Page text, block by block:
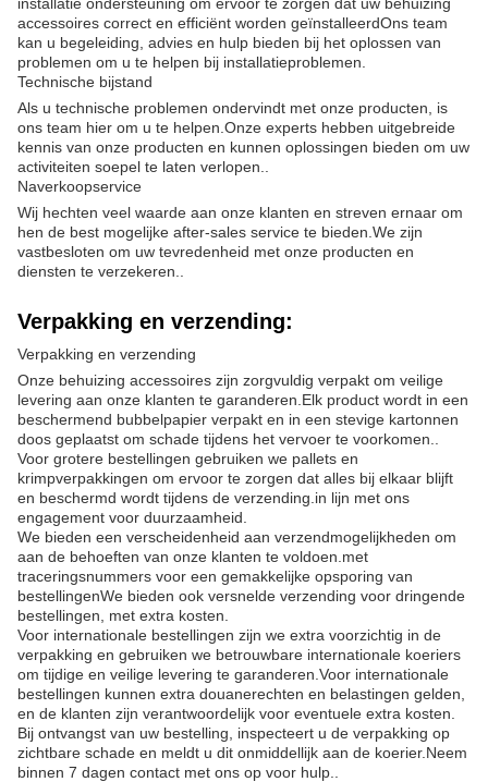
accessoires correct en efficiënt worden geïnstalleerdOns team
kan u begeleiding, advies en hulp bieden bij het oplossen van
problemen om u te helpen bij installatieproblemen.
Technische bijstand
Als u technische problemen ondervindt met onze producten, is
ons team hier om u te helpen.Onze experts hebben uitgebreide
kennis van onze producten en kunnen oplossingen bieden om uw
activiteiten soepel te laten verlopen..
Naverkoopservice
Wij hechten veel waarde aan onze klanten en streven ernaar om
hen de best mogelijke after-sales service te bieden.We zijn
vastbesloten om uw tevredenheid met onze producten en
diensten te verzekeren..
Verpakking en verzending:
Verpakking en verzending
Onze behuizing accessoires zijn zorgvuldig verpakt om veilige
levering aan onze klanten te garanderen.Elk product wordt in een
beschermend bubbelpapier verpakt en in een stevige kartonnen
doos geplaatst om schade tijdens het vervoer te voorkomen..
Voor grotere bestellingen gebruiken we pallets en
krimpverpakkingen om ervoor te zorgen dat alles bij elkaar blijft
en beschermd wordt tijdens de verzending.in lijn met ons
engagement voor duurzaamheid.
We bieden een verscheidenheid aan verzendmogelijkheden om
aan de behoeften van onze klanten te voldoen.met
traceringsnummers voor een gemakkelijke opsporing van
bestellingenWe bieden ook versnelde verzending voor dringende
bestellingen, met extra kosten.
Voor internationale bestellingen zijn we extra voorzichtig in de
verpakking en gebruiken we betrouwbare internationale koeriers
om tijdige en veilige levering te garanderen.Voor internationale
bestellingen kunnen extra douanerechten en belastingen gelden,
en de klanten zijn verantwoordelijk voor eventuele extra kosten.
Bij ontvangst van uw bestelling, inspecteert u de verpakking op
zichtbare schade en meldt u dit onmiddellijk aan de koerier.Neem
binnen 7 dagen contact met ons op voor hulp..